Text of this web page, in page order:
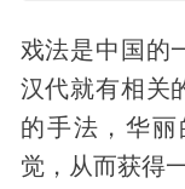
戏法是中国的
汉代就有相关
的手法，华
觉，从而获得